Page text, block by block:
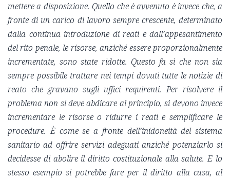
mettere a disposizione. Quello che è avvenuto è invece che, a
fronte di un carico di lavoro sempre crescente, determinato
dalla continua introduzione di reati e dall’appesantimento
del rito penale, le risorse, anziché essere proporzionalmente
incrementate, sono state ridotte. Questo fa sì che non sia
sempre possibile trattare nei tempi dovuti tutte le notizie di
reato che gravano sugli uffici requirenti. Per risolvere il
problema non si deve abdicare al principio, si devono invece
incrementare le risorse o ridurre i reati e semplificare le
procedure. È come se a fronte dell’inidoneità del sistema
sanitario ad offrire servizi adeguati anziché potenziarlo si
decidesse di abolire il diritto costituzionale alla salute. E lo
stesso esempio si potrebbe fare per il diritto alla casa, al